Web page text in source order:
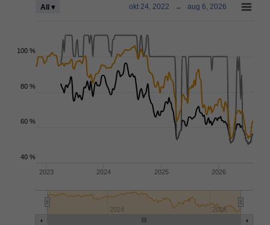
2023 2024 2025 2026
2024 2026
All ▾ okt 24, 2022 → aug 6, 2026
40 %
60 %
80 %
100 %